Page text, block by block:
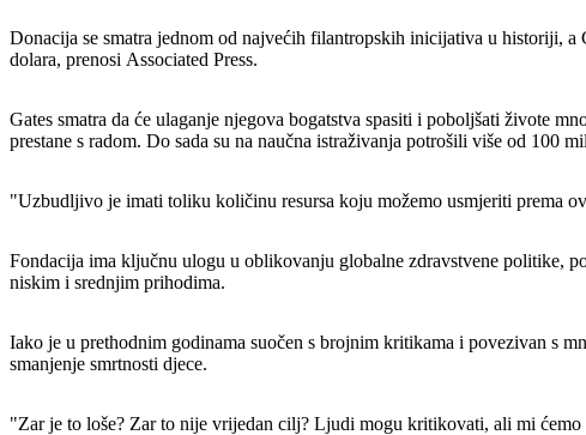
Donacija se smatra jednom od najvećih filantropskih inicijativa u historiji,
dolara, prenosi Associated Press.
Gates smatra da će ulaganje njegova bogatstva spasiti i poboljšati živote
prestane s radom. Do sada su na naučna istraživanja potrošili više od 100
"Uzbudljivo je imati toliku količinu resursa koju možemo usmjeriti prema
Fondacija ima ključnu ulogu u oblikovanju globalne zdravstvene politike,
niskim i srednjim prihodima.
Iako je u prethodnim godinama suočen s brojnim kritikama i povezivan s
smanjenje smrtnosti djece.
"Zar je to loše? Zar to nije vrijedan cilj? Ljudi mogu kritikovati, ali mi